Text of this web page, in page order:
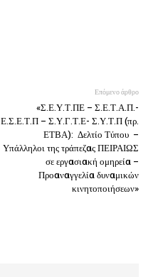
Επόμενο άρθρο
«Σ.Ε.Υ.Τ.ΠΕ – Σ.Ε.Τ.Α.Π.-
Ε.Σ.Ε.Τ.Π – Σ.Υ.Γ.Τ.Ε- Σ.Υ.Τ.Π (πρ.
ΕΤΒΑ): Δελτίο Τύπου –
Υπάλληλοι της τράπεζας ΠΕΙΡΑΙΩΣ
σε εργασιακή ομηρεία –
Προαναγγελία δυναμικών
κινητοποιήσεων»